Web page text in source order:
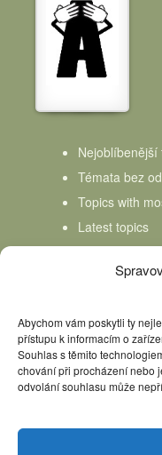
Abychom vám poskytli ty
přístupu k informacím o
Souhlas s těmito
chování při procházení nebo
odvolání souhlasu může
Nejoblíbenější
Témata bez
Topics with
Latest topics
Topics